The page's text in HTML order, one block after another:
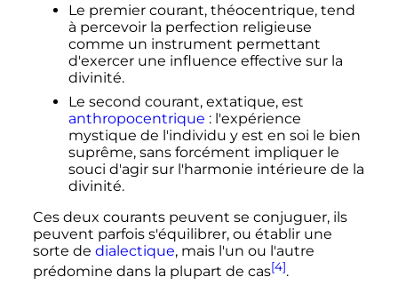
Le premier courant, théocentrique, tend
à percevoir la perfection religieuse
comme un instrument permettant
d'exercer une influence effective sur la
divinité.
Le second courant, extatique, est
anthropocentrique : l'expérience
mystique de l'individu y est en soi le bien
suprême, sans forcément impliquer le
souci d'agir sur l'harmonie intérieure de la
divinité.
Ces deux courants peuvent se conjuguer, ils
peuvent parfois s'équilibrer, ou établir une
sorte de dialectique, mais l'un ou l'autre
prédomine dans la plupart de cas[4].